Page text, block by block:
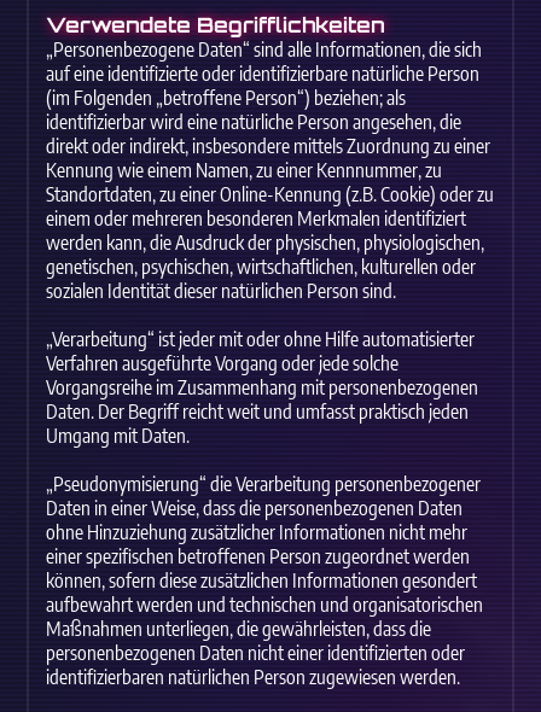
Verwendete Begrifflichkeiten
„Personenbezogene Daten“ sind alle Informationen, die sich
auf eine identifizierte oder identifizierbare natürliche Person
(im Folgenden „betroffene Person“) beziehen; als
identifizierbar wird eine natürliche Person angesehen, die
direkt oder indirekt, insbesondere mittels Zuordnung zu einer
Kennung wie einem Namen, zu einer Kennnummer, zu
Standortdaten, zu einer Online-Kennung (z.B. Cookie) oder zu
einem oder mehreren besonderen Merkmalen identifiziert
werden kann, die Ausdruck der physischen, physiologischen,
genetischen, psychischen, wirtschaftlichen, kulturellen oder
sozialen Identität dieser natürlichen Person sind.
„Verarbeitung“ ist jeder mit oder ohne Hilfe automatisierter
Verfahren ausgeführte Vorgang oder jede solche
Vorgangsreihe im Zusammenhang mit personenbezogenen
Daten. Der Begriff reicht weit und umfasst praktisch jeden
Umgang mit Daten.
„Pseudonymisierung“ die Verarbeitung personenbezogener
Daten in einer Weise, dass die personenbezogenen Daten
ohne Hinzuziehung zusätzlicher Informationen nicht mehr
einer spezifischen betroffenen Person zugeordnet werden
können, sofern diese zusätzlichen Informationen gesondert
aufbewahrt werden und technischen und organisatorischen
Maßnahmen unterliegen, die gewährleisten, dass die
personenbezogenen Daten nicht einer identifizierten oder
identifizierbaren natürlichen Person zugewiesen werden.